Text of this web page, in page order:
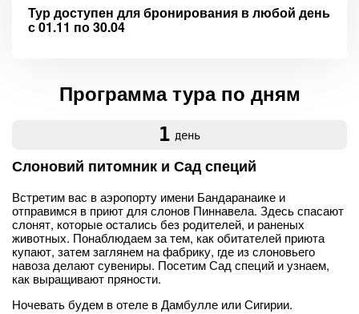
Тур доступен для бронирования в любой день
с 01.11 по 30.04
Программа тура по дням
1 день
Слоновий питомник и Сад специй
Встретим вас в аэропорту имени Бандаранаике и
отправимся в приют для слонов Пиннавела. Здесь спасают
слонят, которые остались без родителей, и раненых
животных. Понаблюдаем за тем, как обитателей приюта
купают, затем заглянем на фабрику, где из слоновьего
навоза делают сувениры. Посетим Сад специй и узнаем,
как выращивают пряности.
Ночевать будем в отеле в Дамбулле или Сигирии.